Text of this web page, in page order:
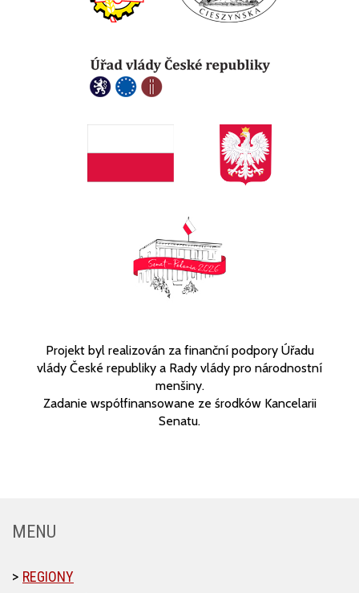
Projekt byl realizován za finanční podpory Úřadu
vlády České republiky a Rady vlády pro národnostní
menšiny.
Zadanie współfinansowane ze środków Kancelarii
Senatu.
MENU
REGIONY